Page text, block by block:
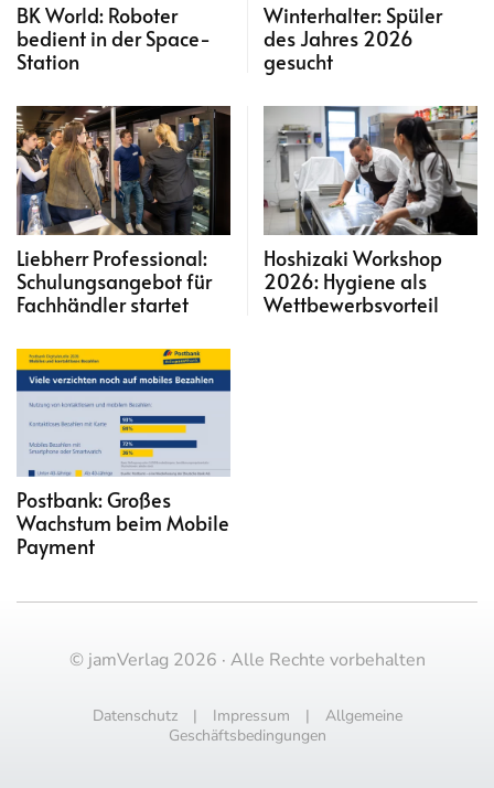
BK World: Roboter
bedient in der Space-
Station
Winterhalter: Spüler
des Jahres 2026
gesucht
Liebherr Professional:
Schulungsangebot für
Fachhändler startet
Hoshizaki Workshop
2026: Hygiene als
Wettbewerbsvorteil
Postbank: Großes
Wachstum beim Mobile
Payment
© jamVerlag 2026 · Alle Rechte vorbehalten
Datenschutz| Impressum | Allgemeine
Geschäftsbedingungen